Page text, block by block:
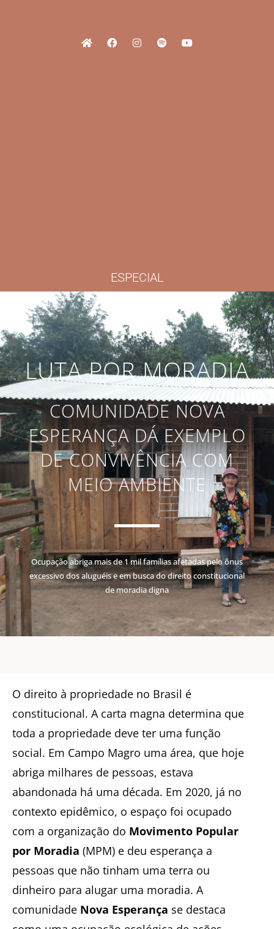
ESPECIAL
LUTA POR MORADIA
COMUNIDADE NOVA
ESPERANÇA DÁ EXEMPLO
DE CONVIVÊNCIA COM
MEIO AMBIENTE
Ocupação abriga mais de 1 mil famílias afetadas pelo ônus
excessivo dos aluguéis e em busca do direito constitucional
de moradia digna
O direito à propriedade no Brasil é
constitucional. A carta magna determina que
toda a propriedade deve ter uma função
social. Em Campo Magro uma área, que hoje
abriga milhares de pessoas, estava
abandonada há uma década. Em 2020, já no
contexto epidêmico, o espaço foi ocupado
com a organização do Movimento Popular
por Moradia (MPM) e deu esperança a
pessoas que não tinham uma terra ou
dinheiro para alugar uma moradia. A
comunidade Nova Esperança se destaca